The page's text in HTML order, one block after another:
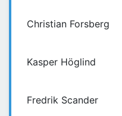
Christian Forsberg
Kasper Höglind
Fredrik Scander